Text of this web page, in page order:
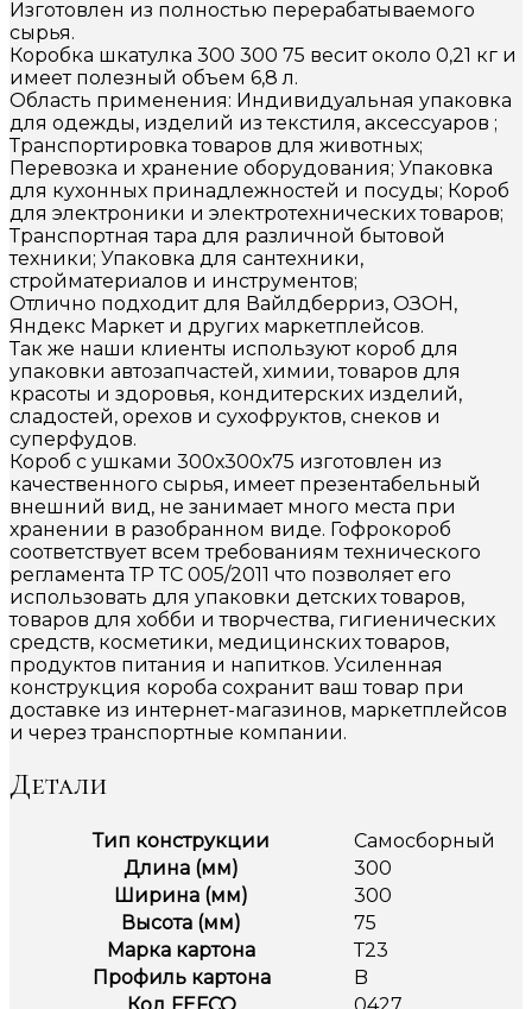
Изготовлен из полностью перерабатываемого
сырья.
Коробка шкатулка 300 300 75 весит около 0,21 кг и
имеет полезный объем 6,8 л.
Область применения: Индивидуальная упаковка
для одежды, изделий из текстиля, аксессуаров ;
Транспортировка товаров для животных;
Перевозка и хранение оборудования; Упаковка
для кухонных принадлежностей и посуды; Короб
для электроники и электротехнических товаров;
Транспортная тара для различной бытовой
техники; Упаковка для сантехники,
стройматериалов и инструментов;
Отлично подходит для Вайлдберриз, ОЗОН,
Яндекс Маркет и других маркетплейсов.
Так же наши клиенты используют короб для
упаковки автозапчастей, химии, товаров для
красоты и здоровья, кондитерских изделий,
сладостей, орехов и сухофруктов, снеков и
суперфудов.
Короб с ушками 300х300х75 изготовлен из
качественного сырья, имеет презентабельный
внешний вид, не занимает много места при
хранении в разобранном виде. Гофрокороб
соответствует всем требованиям технического
регламента ТР ТС 005/2011 что позволяет его
использовать для упаковки детских товаров,
товаров для хобби и творчества, гигиенических
средств, косметики, медицинских товаров,
продуктов питания и напитков. Усиленная
конструкция короба сохранит ваш товар при
доставке из интернет-магазинов, маркетплейсов
и через транспортные компании.
Детали
Тип конструкции
Самосборный
Длина (мм)
300
Ширина (мм)
300
Высота (мм)
75
Марка картона
Т23
Профиль картона
B
Код FEFCO
0427